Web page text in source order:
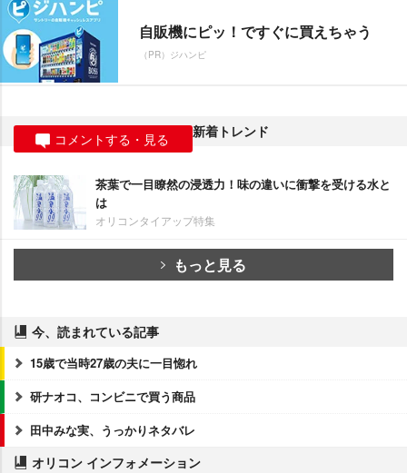
自販機にピッ！ですぐに買えちゃう
（PR）ジハンピ
コメントする・見る 新着トレンド
茶葉で一目瞭然の浸透力！味の違いに衝撃を受ける水と
は
オリコンタイアップ特集
もっと見る
今、読まれている記事
15歳で当時27歳の夫に一目惚れ
研ナオコ、コンビニで買う商品
田中みな実、うっかりネタバレ
オリコン インフォメーション